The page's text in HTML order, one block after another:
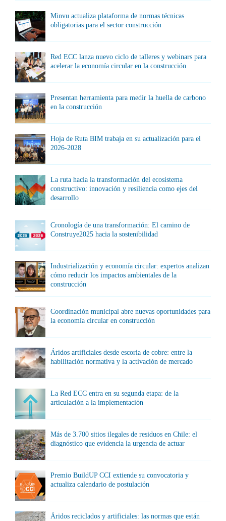
Minvu actualiza plataforma de normas técnicas
obligatorias para el sector construcción
Red ECC lanza nuevo ciclo de talleres y webinars para
acelerar la economía circular en la construcción
Presentan herramienta para medir la huella de carbono
en la construcción
Hoja de Ruta BIM trabaja en su actualización para el
2026-2028
La ruta hacia la transformación del ecosistema
constructivo: innovación y resiliencia como ejes del
desarrollo
Cronología de una transformación: El camino de
Construye2025 hacia la sostenibilidad
Industrialización y economía circular: expertos analizan
cómo reducir los impactos ambientales de la
construcción
Coordinación municipal abre nuevas oportunidades para
la economía circular en construcción
Áridos artificiales desde escoria de cobre: entre la
habilitación normativa y la activación de mercado
La Red ECC entra en su segunda etapa: de la
articulación a la implementación
Más de 3.700 sitios ilegales de residuos en Chile: el
diagnóstico que evidencia la urgencia de actuar
Premio BuildUP CCI extiende su convocatoria y
actualiza calendario de postulación
Áridos reciclados y artificiales: las normas que están